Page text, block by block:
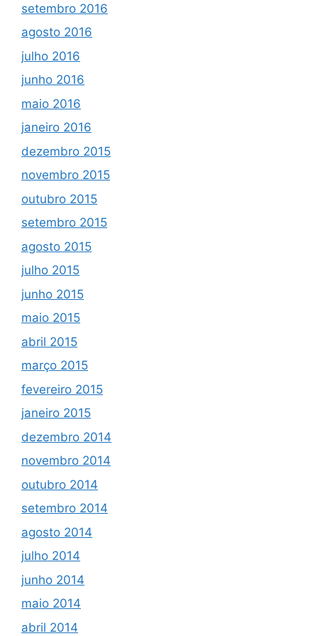
setembro 2016
agosto 2016
julho 2016
junho 2016
maio 2016
janeiro 2016
dezembro 2015
novembro 2015
outubro 2015
setembro 2015
agosto 2015
julho 2015
junho 2015
maio 2015
abril 2015
março 2015
fevereiro 2015
janeiro 2015
dezembro 2014
novembro 2014
outubro 2014
setembro 2014
agosto 2014
julho 2014
junho 2014
maio 2014
abril 2014